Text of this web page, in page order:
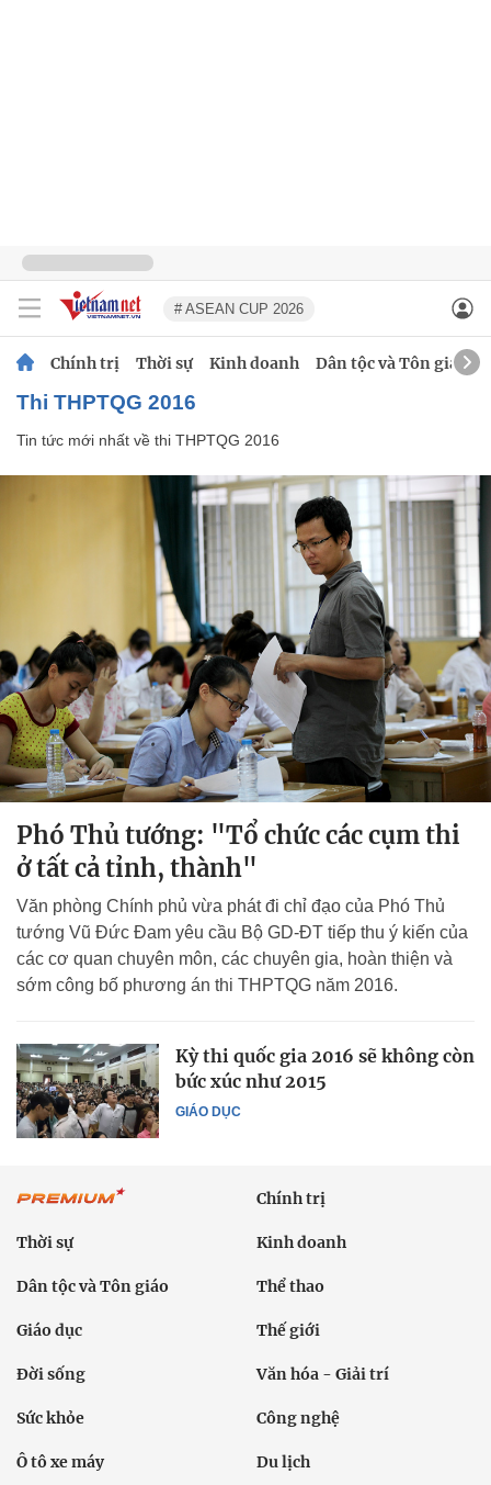
# ASEAN CUP 2026
Chính trị Thời sự Kinh doanh Dân tộc và Tôn giáo
thi THPTQG 2016
Tin tức mới nhất về thi THPTQG 2016
Phó Thủ tướng: "Tổ chức các cụm thi
ở tất cả tỉnh, thành"
Văn phòng Chính phủ vừa phát đi chỉ đạo của Phó Thủ
tướng Vũ Đức Đam yêu cầu Bộ GD-ĐT tiếp thu ý kiến của
các cơ quan chuyên môn, các chuyên gia, hoàn thiện và
sớm công bố phương án thi THPTQG năm 2016.
GIÁO DỤC
Kỳ thi quốc gia 2016 sẽ không còn
bức xúc như 2015
Chính trị
Thời sự Kinh doanh
Dân tộc và Tôn giáo Thể thao
Giáo dục Thế giới
Đời sống Văn hóa - Giải trí
Sức khỏe Công nghệ
Ô tô xe máy Du lịch